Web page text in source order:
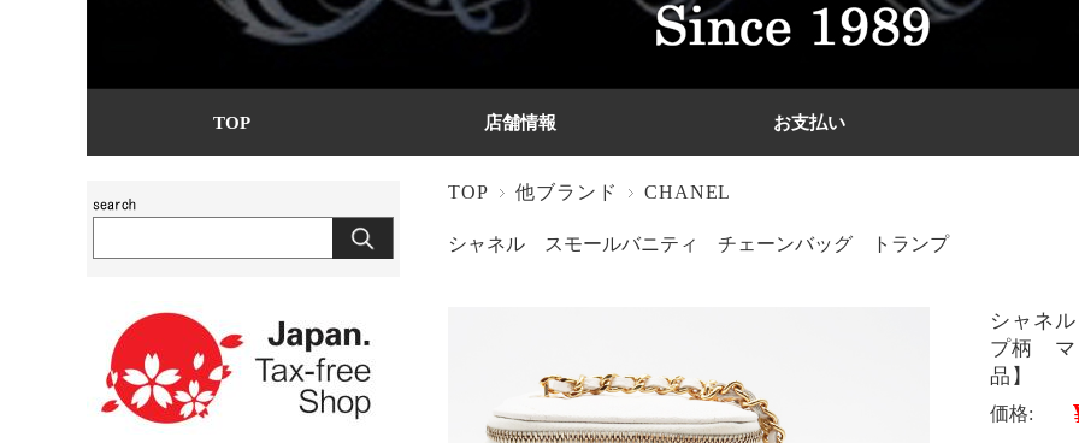
TOP 店舗情報 お支払い
TOP 他ブランド CHANEL
シャネル スモールバニティ チェーンバッグ トランプ
シャネ
プ柄 マ
品】
価格: